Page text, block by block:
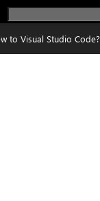
to Visual Studio Code?